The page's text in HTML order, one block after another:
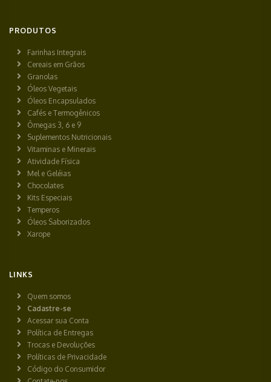
PRODUTOS
Farinhas Integrais
Cereais em Grãos
Granolas
Óleos Vegetais
Óleos Encapsulados
Cafés e Termogênicos
Ômegas 3, 6 e 9
Suplementos Nutricionais
Vitaminas e Minerais
Atividade Física
Mel e Geléias
Chocolates
Kits Especiais
Temperos
Óleos Saborizados
Xarope
LINKS
Quem somos
Cadastre-se
Acessar sua Conta
Política de Entregas
Trocas e Devoluções
Políticas de Privacidade
Código do Consumidor